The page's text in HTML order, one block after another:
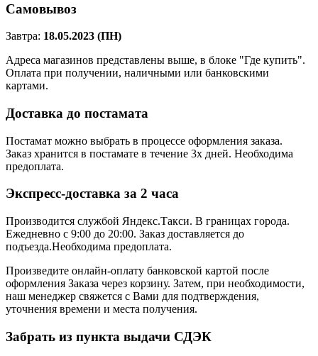
Самовывоз
Завтра: 18.05.2023 (ПН)
Адреса магазинов представлены выше, в блоке "Где купить".
Оплата при получении, наличными или банковскими
картами.
Доставка до постамата
Постамат можно выбрать в процессе оформления заказа.
Заказ хранится в постамате в течение 3х дней. Необходима
предоплата.
Экспресс-доставка за 2 часa
Производится службой Яндекс.Такси. В границах города.
Ежедневно с 9:00 до 20:00. Заказ доставляется до
подъезда.Необходима предоплата.
Произведите онлайн-оплату банковской картой после
оформления Заказа через корзину. Затем, при необходимости,
наш менеджер свяжется с Вами для подтверждения,
уточнения времени и места получения.
Забрать из пункта выдачи СДЭК